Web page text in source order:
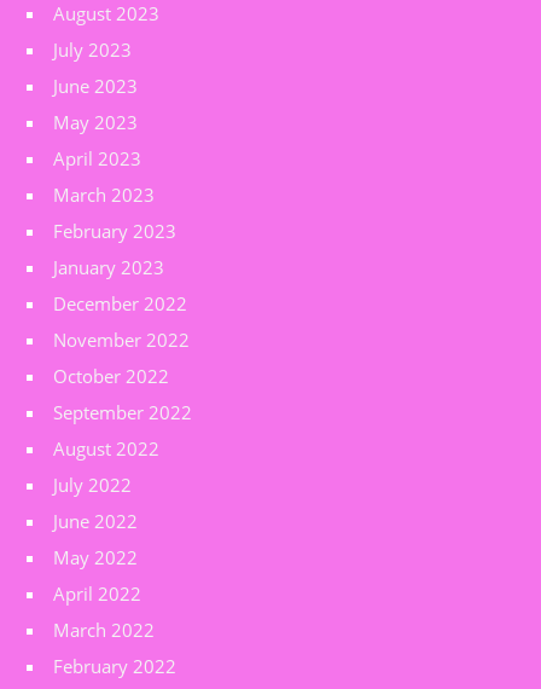
August 2023
July 2023
June 2023
May 2023
April 2023
March 2023
February 2023
January 2023
December 2022
November 2022
October 2022
September 2022
August 2022
July 2022
June 2022
May 2022
April 2022
March 2022
February 2022